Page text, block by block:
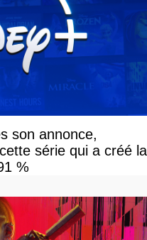
son annonce,
série qui a créé la
%